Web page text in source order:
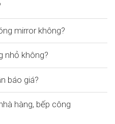
mirror không?
nhỏ không?
báo giá?
hàng, bếp công